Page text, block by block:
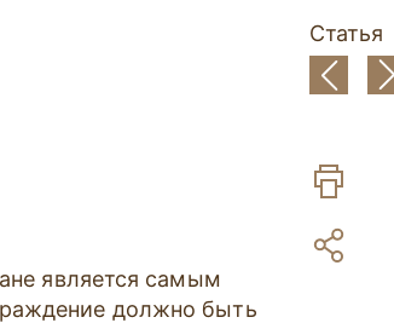
Статья
является самым
должно быть